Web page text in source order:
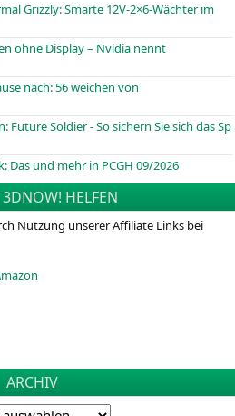
Grizzly: Smarte 12V-2×6-Wächter im
ohne Display – Nvidia nennt
nach: 56 weichen von
Future Soldier - So sichern Sie sich das Sp
Das und mehr in PCGH 09/2026
HELFEN
Nutzung unserer Affiliate Links bei
ARCHIV